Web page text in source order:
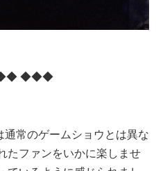
◆◆◆
常のゲームショウとは異な
たファンをいかに楽しませ